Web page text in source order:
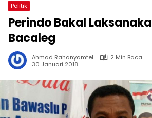
Politik
Perindo Bakal
Bacaleg
Ahmad Rahanyamtel
2 Min Baca
30 Januari 2018